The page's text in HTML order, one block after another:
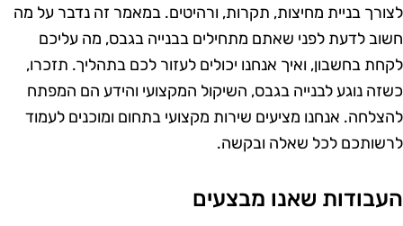
בניית מחיצות, תקרות, ורהיטים. במאמר זה נדבר על מה
לדעת לפני שאתם מתחילים בבנייה בגבס, מה עליכם
בחשבון, ואיך אנחנו יכולים לעזור לכם בתהליך. תזכרו,
נוגע לבנייה בגבס, השיקול המקצועי והידע הם המפתח
אנחנו מציעים שירות מקצועי בתחום ומוכנים לעמוד
לכל שאלה ובקשה.
שאנו מבצעים